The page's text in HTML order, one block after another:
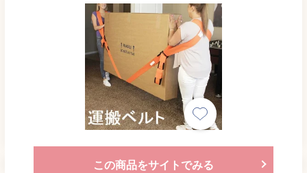
この商品をサイトでみる